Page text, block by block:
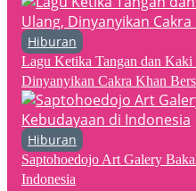
Hiburan
Lagu Ketika Tangan dan
Dinyanyikan Cakra Khan
Hiburan
Saptohoedojo Art Galery
Indonesia